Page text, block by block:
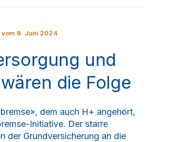
9. Juni 2024
und
die Folge
dem auch H+ angehört,
Initiative. Der starre
der Grundversicherung an die